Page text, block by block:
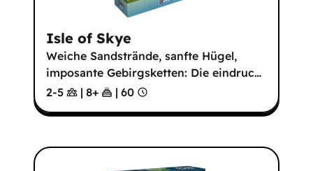
Isle of Skye
Weiche Sandstrände, sanfte Hügel,
imposante Gebirgsketten: Die eindruc…
2-5
| 8+ | 60